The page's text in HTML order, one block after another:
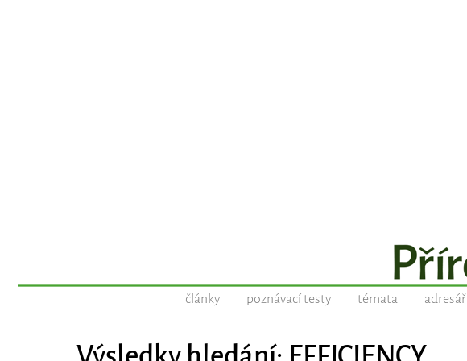
články poznávací testy témata adresář